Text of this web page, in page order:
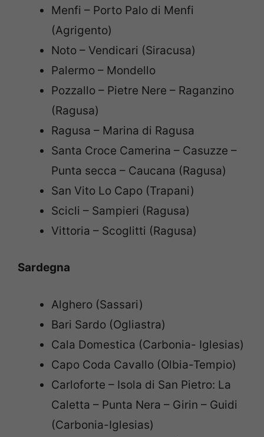
Menfi – Porto Palo di Menfi
(Agrigento)
Noto – Vendicari (Siracusa)
Palermo – Mondello
Pozzallo – Pietre Nere – Raganzino
(Ragusa)
Ragusa – Marina di Ragusa
Santa Croce Camerina – Casuzze –
Punta secca – Caucana (Ragusa)
San Vito Lo Capo (Trapani)
Scicli – Sampieri (Ragusa)
Vittoria – Scoglitti (Ragusa)
Sardegna
Alghero (Sassari)
Bari Sardo (Ogliastra)
Cala Domestica (Carbonia- Iglesias)
Capo Coda Cavallo (Olbia-Tempio)
Carloforte – Isola di San Pietro: La
Caletta – Punta Nera – Girin – Guidi
(Carbonia-Iglesias)